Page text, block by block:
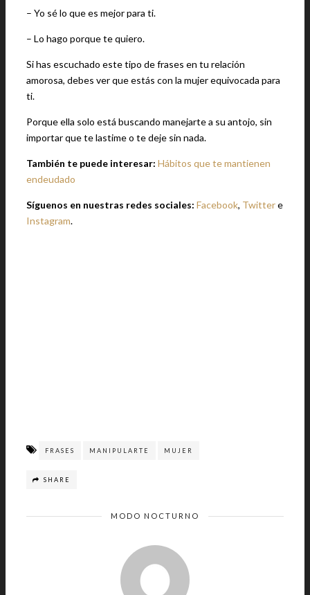
– Yo sé lo que es mejor para ti.
– Lo hago porque te quiero.
Si has escuchado este tipo de frases en tu relación
amorosa, debes ver que estás con la mujer equivocada para
ti.
Porque ella solo está buscando manejarte a su antojo, sin
importar que te lastime o te deje sin nada.
También te puede interesar: Hábitos que te mantienen
endeudado
Síguenos en nuestras redes sociales: Facebook, Twittere
Instagram.
FRASES MANIPULARTE MUJER
SHARE
MODO NOCTURNO